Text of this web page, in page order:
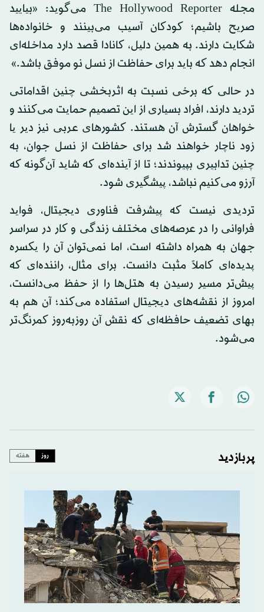
مجله The Hollywood Reporter می‌گوید: «بیایید
صریح باشیم؛ کودکان آسیب می‌بینند و خانواده‌ها
شکایت دارند. به همین دلیل، کانادا قصد دارد مداخله‌ای
انجام دهد که باید برای حفاظت از نسل نو موفق باشد.»
در حالی که برخی نسبت به اثربخشی چنین اقداماتی
تردید دارند، افراد بسیاری از این تصمیم حمایت می‌کنند و
خواهان گسترش آن هستند. کشورهای عربی نیز دیر یا
زود ناچار خواهند شد برای حفاظت از نسل جوان، به
چنین تدابیری بپیوندند؛ تا از آینده‌ای که شاید آن‌گونه که
آرزو می‌کنیم نباشد، پیشگیری شود.
تردیدی نیست که پیشرفت فناوری دیجیتال، فواید
فراوانی را در عرصه‌های مختلف زندگی و کار در سراسر
جهان به همراه داشته است، اما نمی‌توان آن را یکسره
پدیده‌ای کاملاً مثبت دانست. برای مثال، راننده‌ای که
پیش‌تر مسیر رسیدن به هتل‌ها را از حفظ می‌دانست،
امروز از نقشه‌های دیجیتال استفاده می‌کند؛ آن هم به
بهای تضعیف حافظه‌ای که نقش آن روزبه‌روز کمرنگ‌تر
می‌شود.
پربازدید روز هفته